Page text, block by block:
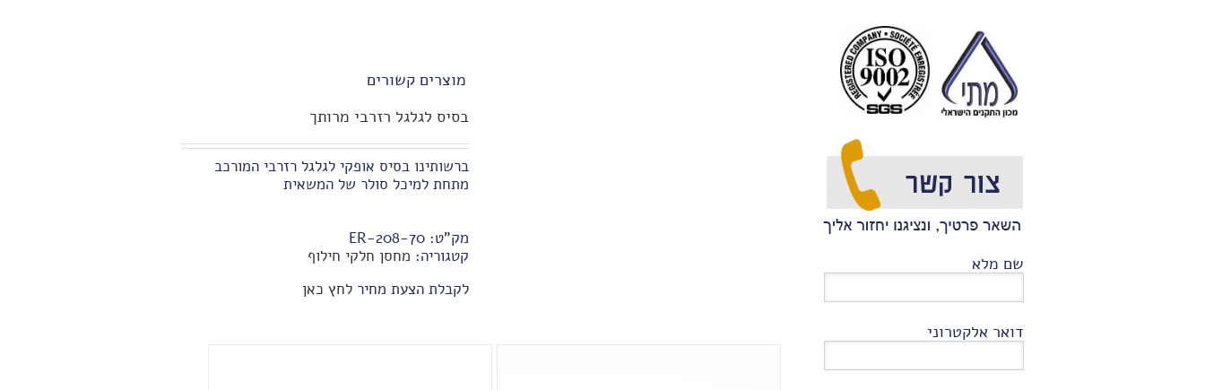
בסיס לגלגל רזרבי מרותך
ברשותינו בסיס אופקי לגלגל רזרבי המורכב
מתחת למיכל סולר של המשאית
מק"ט: 70-ER-208
קטגוריה: מחסן חלקי חילוף
לקבלת הצעת מחיר לחץ כאן
מוצרים קשורים
שם מלא
דואר אלקטרוני